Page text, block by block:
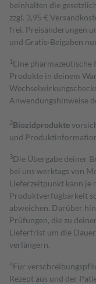
beinhalten die
zzgl. 3,95 €
frei. Preisänderungen
und Gratis-Beigaben
1 Eine
Produkte in deinem
Anwendungshinweise
2Biozidprodukte
und
3Die Übergabe deiner
bei uns werktags von
Lieferzeitpunkt kann je
Produktverfügbarkeit
abweichen. Darüber
Prüfungen, die zu
Lieferfrist um die
verlängern.
4Für
Rezept aus und der